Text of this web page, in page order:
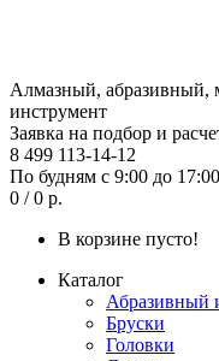
Алмазный, абразивный,
инструмент
Заявка на подбор и
8 499 113-14-12
По будням с 9:00 до 17:00
0 / 0 р.
В корзине пусто!
Каталог
Абразивный
Бруски
Головки